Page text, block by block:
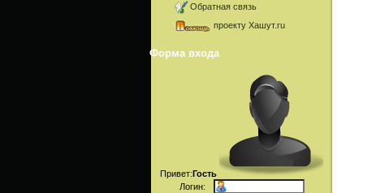
Обратная связь
проекту Хашут.ru
Форма входа
Привет:Гость
Логин: